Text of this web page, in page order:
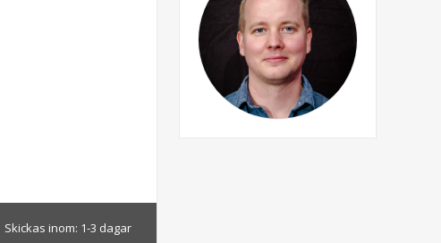
Skickas inom: 1-3 dagar